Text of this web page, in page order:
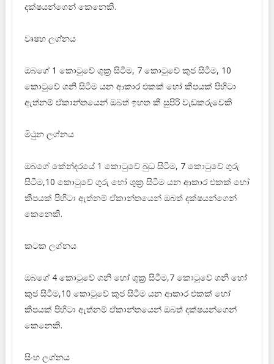
දක්ෂයන්ගෙන් කෙනෙකි.
වෘෂභ ලග්නය
ඔබගේ 1 කොටුවේ ශුක්‍ර සිටීම, 7 කොටුවේ කුජ සිටීම, 10
කොටුවේ ශනි සිටීම යන ආකාර එකක් හෝ කීපයක් පිහිටා
ඇත්නම් ඒකාන්තයෙන් ඔබත් ඉහත කී සුපිරි වැඩකරුවෙකි
මිථුන ලග්නය
ඔබගේ කේන්දරයේ 1 කොටුවේ බුධ සිටීම, 7 කොටුවේ ගුරු
සිටීම,10 කොටුවේ ගුරු හෝ ශුක්‍ර සිටීම යන ආකාර එකක් හෝ
කීපයක් පිහිටා ඇත්නම් ඒකාන්තයෙන් ඔබත් දක්ෂයන්ගෙන්
කෙනෙකි.
කටක ලග්නය
ඔබගේ 4 කොටුවේ ශනි හෝ ශුක්‍ර සිටීම,7 කොටුවේ ශනි හෝ
කුජ සිටීම,10 කොටුවේ කුජ සිටීම යන ආකාර එකක් හෝ
කීපයක් පිහිටා ඇත්නම් ඒකාන්තයෙන් ඔබත් දක්ෂයන්ගෙන්
කෙනෙකි.
සිංහ ලග්නය